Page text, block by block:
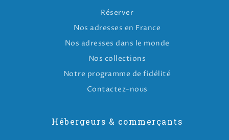
Réserver
Nos adresses en France
Nos adresses dans le monde
Nos collections
Notre programme de fidélité
Contactez-nous
Hébergeurs & commerçants